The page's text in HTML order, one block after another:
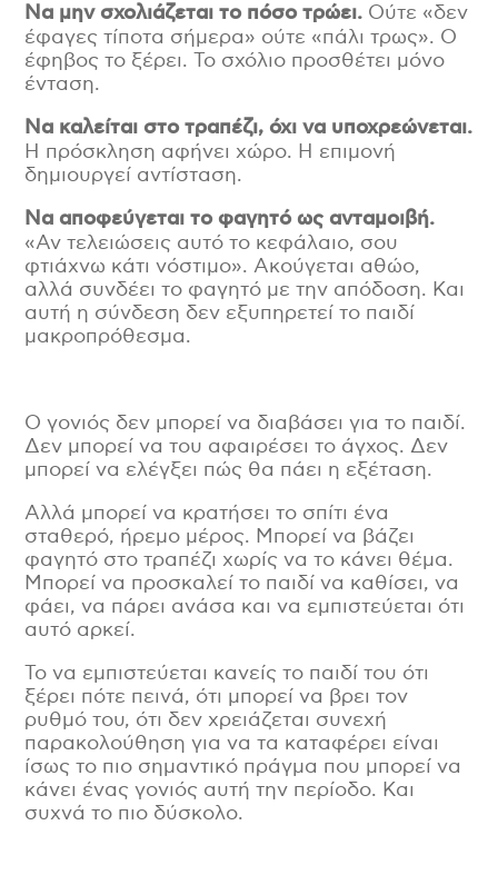
Να μην σχολιάζεται το πόσο τρώει. Ούτε «δεν
έφαγες τίποτα σήμερα» ούτε «πάλι τρως». Ο
έφηβος το ξέρει. Το σχόλιο προσθέτει μόνο
ένταση.
Να καλείται στο τραπέζι, όχι να υποχρεώνεται.
Η πρόσκληση αφήνει χώρο. Η επιμονή
δημιουργεί αντίσταση.
Να αποφεύγεται το φαγητό ως ανταμοιβή.
«Αν τελειώσεις αυτό το κεφάλαιο, σου
φτιάχνω κάτι νόστιμο». Ακούγεται αθώο,
αλλά συνδέει το φαγητό με την απόδοση. Και
αυτή η σύνδεση δεν εξυπηρετεί το παιδί
μακροπρόθεσμα.
Ο γονιός δεν μπορεί να διαβάσει για το παιδί.
Δεν μπορεί να του αφαιρέσει το άγχος. Δεν
μπορεί να ελέγξει πώς θα πάει η εξέταση.
Αλλά μπορεί να κρατήσει το σπίτι ένα
σταθερό, ήρεμο μέρος. Μπορεί να βάζει
φαγητό στο τραπέζι χωρίς να το κάνει θέμα.
Μπορεί να προσκαλεί το παιδί να καθίσει, να
φάει, να πάρει ανάσα και να εμπιστεύεται ότι
αυτό αρκεί.
Το να εμπιστεύεται κανείς το παιδί του ότι
ξέρει πότε πεινά, ότι μπορεί να βρει τον
ρυθμό του, ότι δεν χρειάζεται συνεχή
παρακολούθηση για να τα καταφέρει είναι
ίσως το πιο σημαντικό πράγμα που μπορεί να
κάνει ένας γονιός αυτή την περίοδο. Και
συχνά το πιο δύσκολο.